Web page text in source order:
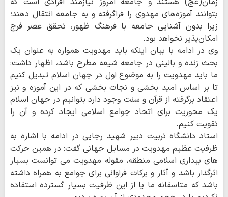
بتوانند آموزه‌های مهدوی را فراگرفته و به جامعه انتقال دهند؛
زیرا بدون آشنایی جامعه با فرهنگ ظهور، تحقق عصر فرج
امکان‌پذیر نخواهد بود.
وی در ادامه با بیان اینکه باید مهدویت همواره به عنوان یک
بحث زنده و بالینی در جامعه شیعه مطرح باشد، اظهار داشت:
ما باید مهدویت را به موضوع اول در جهان اسلام تبدیل کنیم
تا بر اساس امید بخشی و نجات بخشی که در این آموزه و نیز
اعتقاد برگرفته از قرآن و سنت وجود دارد بتوانیم در جهان اسلام
یک محوریت برای اتحاد جوامع اسلامی ایجاد کرده و آن را
تقویت کنیم.
استاد دانشگاه تربیت دبیر شهید رجایی در ادامه با اشاره به
ظرفیت عظیم مهدویت در مسایل جهانی گفت: در همین حرکت
های بیداری اسلامی منطقه، مقوله مهدویت می توانست بسیار
اثرگذار باشد و آثار و برکات فراوانی برای جوامع به همراه داشته
باشد که متاسفانه ما یا از این ظرفیت بسیار گسترده استفاده